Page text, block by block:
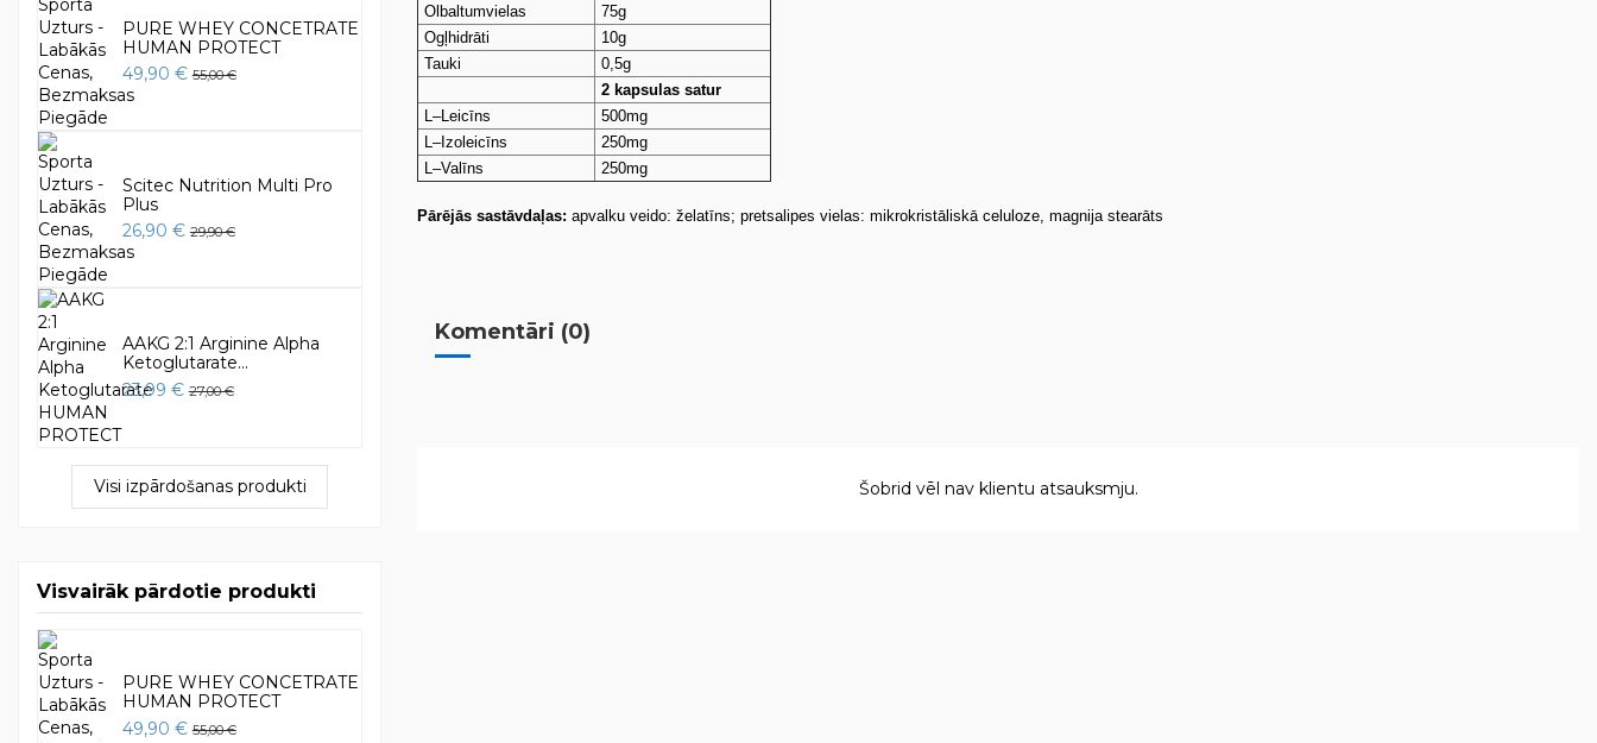
Olbaltumvielas
75g
Ogļhidrāti
10g
Tauki
0,5g
2 kapsulas satur
L–Leicīns
500mg
L–Izoleicīns
250mg
L–Valīns
250mg
Pārējās sastāvdaļas: apvalku veido: želatīns; pretsalipes vielas: mikrokristāliskā celuloze, magnija stearāts
Komentāri (0)
Šobrid vēl nav klientu atsauksmju.
PURE WHEY CONCETRATE
HUMAN PROTECT
49,90 € 55,00 €
Scitec Nutrition Multi Pro
Plus
26,90 € 29,90 €
AAKG 2:1 Arginine Alpha
Ketoglutarate...
23,99 € 27,00 €
Visi izpārdošanas produkti
Visvairāk pārdotie produkti
PURE WHEY CONCETRATE
HUMAN PROTECT
49,90 € 55,00 €